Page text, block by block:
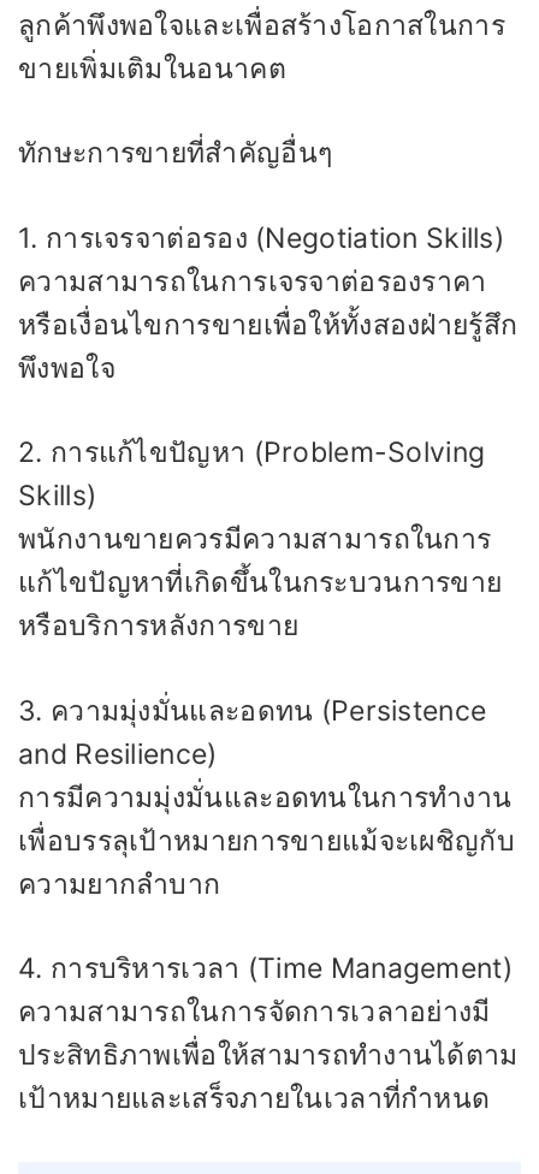
ลูกค้าพึงพอใจและเพื่อสร้างโอกาสในการ
ขายเพิ่มเติมในอนาคต
ทักษะการขายที่สำคัญอื่นๆ
1. การเจรจาต่อรอง (Negotiation Skills)
ความสามารถในการเจรจาต่อรองราคา
หรือเงื่อนไขการขายเพื่อให้ทั้งสองฝ่ายรู้สึก
พึงพอใจ
2. การแก้ไขปัญหา (Problem-Solving
Skills)
พนักงานขายควรมีความสามารถในการ
แก้ไขปัญหาที่เกิดขึ้นในกระบวนการขาย
หรือบริการหลังการขาย
3. ความมุ่งมั่นและอดทน (Persistence
and Resilience)
การมีความมุ่งมั่นและอดทนในการทำงาน
เพื่อบรรลุเป้าหมายการขายแม้จะเผชิญกับ
ความยากลำบาก
4. การบริหารเวลา (Time Management)
ความสามารถในการจัดการเวลาอย่างมี
ประสิทธิภาพเพื่อให้สามารถทำงานได้ตาม
เป้าหมายและเสร็จภายในเวลาที่กำหนด